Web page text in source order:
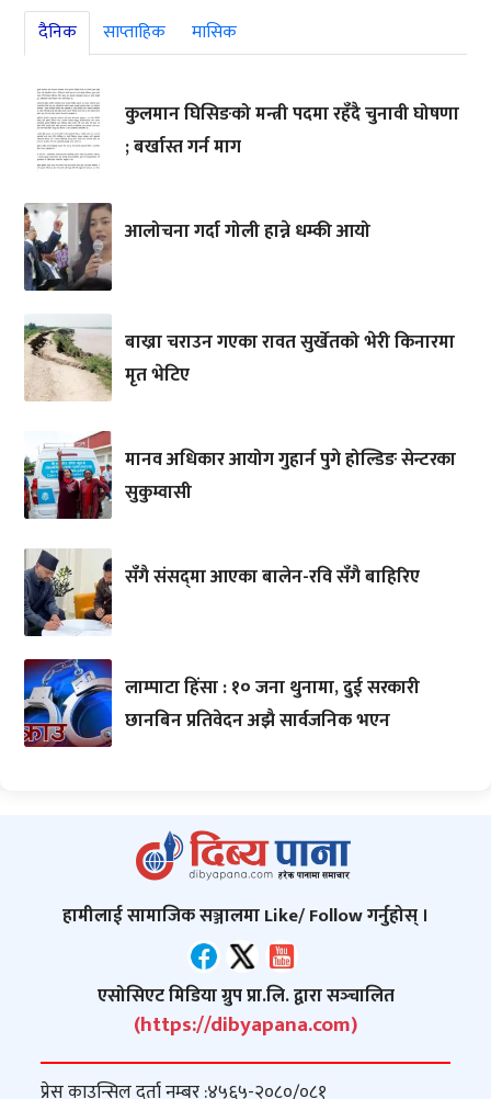
दैनिक साप्ताहिक मासिक
कुलमान घिसिङको मन्त्री पदमा रहँदै चुनावी घोषणा
; बर्खास्त गर्न माग
आलोचना गर्दा गोली हान्ने धम्की आयो
बाख्रा चराउन गएका रावत सुर्खेतको भेरी किनारमा
मृत भेटिए
मानव अधिकार आयोग गुहार्न पुगे होल्डिङ सेन्टरका
सुकुम्वासी
सँगै संसद्‌मा आएका बालेन-रवि सँगै बाहिरिए
लाम्पाटा हिंसा : १० जना थुनामा, दुई सरकारी
छानबिन प्रतिवेदन अझै सार्वजनिक भएन
हामीलाई सामाजिक सञ्जालमा Like/ Follow गर्नुहोस् ।
एसोसिएट मिडिया ग्रुप प्रा.लि. द्वारा सञ्‍चालित
(https://dibyapana.com)
प्रेस काउन्सिल दर्ता नम्बर :४५६५-२०८०/०८१